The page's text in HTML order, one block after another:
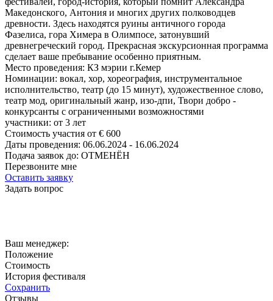
Македонского, Антония и многих других полководцев
древности. Здесь находятся руины античного города
Фазелиса, гора Химера в Олимпосе, затонувший
древнегреческий город. Прекрасная экскурсионная программа
сделает ваше пребывание особенно приятным.
Место проведения: КЗ мэрии г.Кемер
Номинации: вокал, хор, хореография, инструментальное
исполнительство, театр (до 15 минут), художественное слово,
театр мод, оригинальный жанр, изо-дпи, Твори добро -
конкурсанты с ограниченными возможностями
участники: от 3 лет
Стоимость участия от € 600
Даты проведения: 06.06.2024 - 16.06.2024
Подача заявок до: ОТМЕНЁН
Перезвоните мне
Оставить заявку
Задать вопрос
Ваш менеджер:
Положение
Стоимость
История фестиваля
Сохранить
Отзывы